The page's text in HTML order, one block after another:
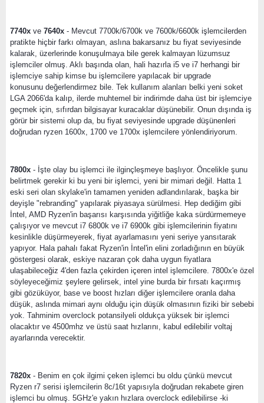
7740x ve 7640x - Mevcut 7700k/6700k ve 7600k/6600k işlemcilerden
pratikte hiçbir farkı olmayan, aslına bakarsanız bu fiyat seviyesinde
kalarak, üzerlerinde konuşulmaya bile gerek kalmayan lüzumsuz
işlemciler olmuş. Aklı başında olan, hali hazırla i5 ve i7 herhangi bir
işlemciye sahip kimse bu işlemcilere yapılacak bir upgrade
konusunu değerlendirmez bile. Tek kullanım alanları belki yeni soket
LGA 2066'da kalıp, ilerde muhtemel bir indirimde daha üst bir işlemciye
geçmek için, sıfırdan bilgisayar kuracaklar düşünebilir. Onun dışında iş
görür bir sistemi olup da, bu fiyat seviyesinde upgrade düşünenleri
doğrudan ryzen 1600x, 1700 ve 1700x işlemcilere yönlendiriyorum.
7800x - İşte olay bu işlemci ile ilginçleşmeye başlıyor. Öncelikle şunu
belirtmek gerekir ki bu yeni bir işlemci, yeni bir mimari değil. Hatta 1
eski seri olan skylake'in tamamen yeniden adlandırılarak, başka bir
deyişle "rebranding" yapılarak piyasaya sürülmesi. Hep dediğim gibi
İntel, AMD Ryzen'in başarısı karşısında yiğitliğe kaka sürdürmemeye
çalışıyor ve mevcut i7 6800k ve i7 6900k gibi işlemcilerinin fiyatını
kesinlikle düşürmeyerek, fiyat ayarlamasını yeni seriye yansıtarak
yapıyor. Hala pahalı fakat Ryzen'in İntel'in elini zorladığının en büyük
göstergesi olarak, eskiye nazaran çok daha uygun fiyatlara
ulaşabileceğiz 4'den fazla çekirden içeren intel işlemcilere. 7800x'e özel
söyleyeceğimiz şeylere gelirsek, intel yine burda bir fırsatı kaçırmış
gibi gözüküyor, base ve boost hızları diğer işlemcilere oranla daha
düşük, aslında mimari aynı olduğu için düşük olmasının fiziki bir sebebi
yok. Tahminim overclock potansilyeli oldukça yüksek bir işlemci
olacaktır ve 4500mhz ve üstü saat hızlarını, kabul edilebilir voltaj
ayarlarında verecektir.
7820x - Benim en çok ilgimi çeken işlemci bu oldu çünkü mevcut
Ryzen r7 serisi işlemcilerin 8c/16t yapısıyla doğrudan rekabete giren
işlemci bu olmuş. 5GHz'e yakın hızlara overclock edilebilirse -ki